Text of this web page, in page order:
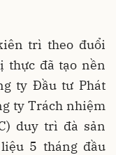
trì theo đuổi
thực đã tạo nền
ty Đầu tư Phát
ty Trách nhiệm
duy trì đà sản
5 tháng đầu